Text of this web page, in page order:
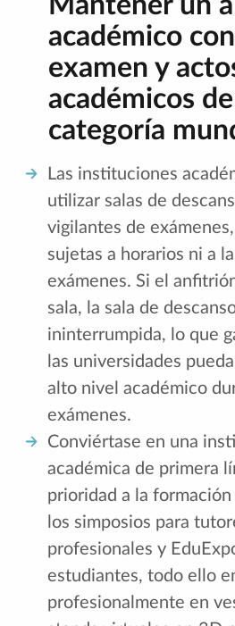
académico
examen y
académicos de
categoría
Las instituciones
utilizar salas de
vigilantes de
sujetas a horarios ni a
exámenes. Si el
sala, la sala de
ininterrumpida, lo que
las universidades
alto nivel académico
exámenes.
Conviértase en una
académica de primera
prioridad a la formación
los simposios para
profesionales y
estudiantes, todo ello
profesionalmente en